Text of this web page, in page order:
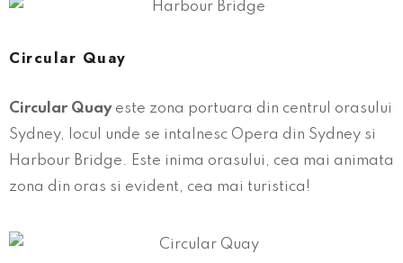
Circular Quay
Circular Quayeste zona portuara din centrul orasului
Sydney, locul unde se intalnesc Opera din Sydney si
Harbour Bridge. Este inima orasului, cea mai animata
zona din oras si evident, cea mai turistica!